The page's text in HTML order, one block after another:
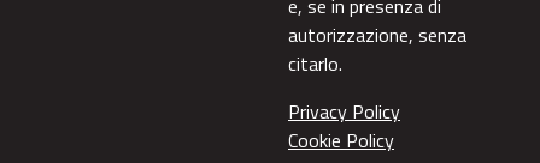
e, se in presenza di
autorizzazione, senza
citarlo.
Privacy Policy
Cookie Policy